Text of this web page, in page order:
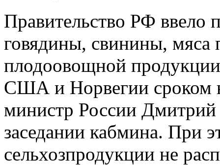
Правительство РФ ввело
говядины, свинины,
плодоовощной
США и Норвегии сроком
министр России Дмитрий
заседании кабмина. При
сельхозпродукции не